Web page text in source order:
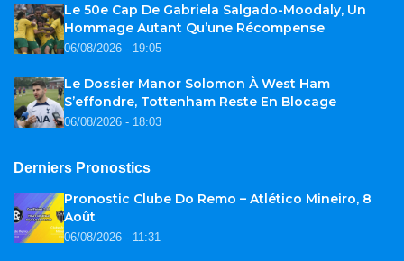
Le 50e Cap De Gabriela Salgado-Moodaly, Un
Hommage Autant Qu’une Récompense
06/08/2026 - 19:05
Le Dossier Manor Solomon À West Ham
S’effondre, Tottenham Reste En Blocage
06/08/2026 - 18:03
Derniers Pronostics
Pronostic Clube Do Remo – Atlético Mineiro, 8
Août
06/08/2026 - 11:31